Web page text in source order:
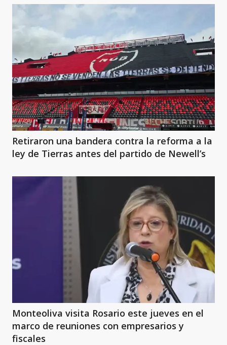
Retiraron una bandera contra la reforma a la
ley de Tierras antes del partido de Newell’s
Monteoliva visita Rosario este jueves en el
marco de reuniones con empresarios y
fiscales